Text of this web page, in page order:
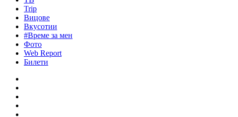
Trip
Вицове
Вкусотии
#Време за мен
Фото
Web Report
Билети